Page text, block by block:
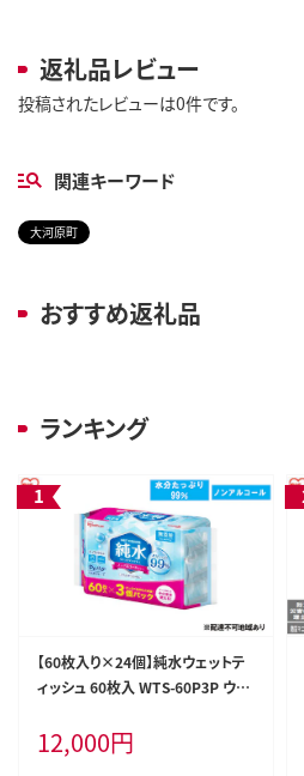
返礼品レビュー
投稿されたレビューは0件です。
関連キーワード
大河原町
おすすめ返礼品
ランキング
【60枚入り×24個】純水ウェットテ
ィッシュ 60枚入 WTS-60P3P ウェ
ーヤマ ノンアルコール 手指 口まわ
り 手拭き シート 純水 お出かけ 防
12,000円